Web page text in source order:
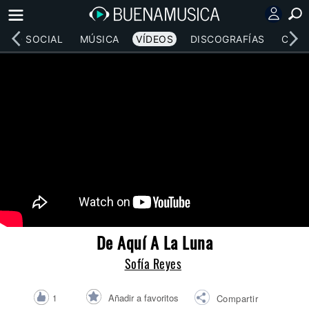
RED SOCIAL MÚSICA VÍDEOS DISCOGRAFÍAS
De Aquí A La Luna
Sofía Reyes
1 Añadir a favoritos Compartir